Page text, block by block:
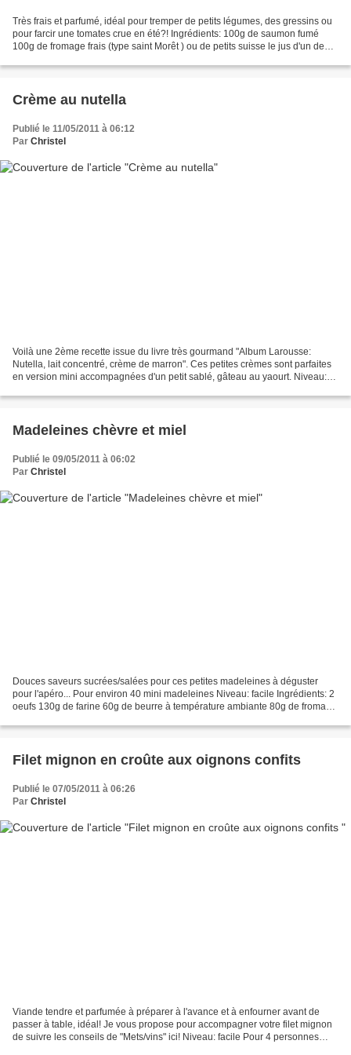
Très frais et parfumé, idéal pour tremper de petits légumes, des gressins ou
pour farcir une tomates crue en été?! Ingrédients: 100g de saumon fumé
100g de fromage frais (type saint Morêt ) ou de petits suisse le jus d'un demi
Crème au nutella
Publié le 11/05/2011 à 06:12
Par Christel
Voilà une 2ème recette issue du livre très gourmand "Album Larousse:
Nutella, lait concentré, crème de marron". Ces petites crèmes sont parfaites
en version mini accompagnées d'un petit sablé, gâteau au yaourt. Niveau:
Madeleines chèvre et miel
Publié le 09/05/2011 à 06:02
Par Christel
Douces saveurs sucrées/salées pour ces petites madeleines à déguster
pour l'apéro... Pour environ 40 mini madeleines Niveau: facile Ingrédients: 2
oeufs 130g de farine 60g de beurre à température ambiante 80g de fromage
Filet mignon en croûte aux oignons confits
Publié le 07/05/2011 à 06:26
Par Christel
Viande tendre et parfumée à préparer à l'avance et à enfourner avant de
passer à table, idéal! Je vous propose pour accompagner votre filet mignon
de suivre les conseils de "Mets/vins" ici! Niveau: facile Pour 4 personnes